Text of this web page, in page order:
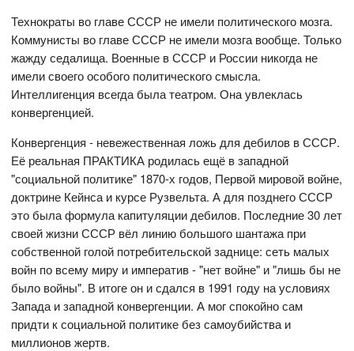
Технократы во главе СССР не имели политического мозга.
Коммунисты во главе СССР не имели мозга вообще. Только
жажду седалища. Военные в СССР и России никогда не
имели своего особого политического смысла.
Интеллигенция всегда была театром. Она увлеклась
конвергенцией.
Конвергенция - невежественная ложь для дебилов в СССР.
Её реальная ПРАКТИКА родилась ещё в западной
"социальной политике" 1870-х годов, Первой мировой войне,
доктрине Кейнса и курсе Рузвельта. А для позднего СССР
это была формула капитуляции дебилов. Последние 30 лет
своей жизни СССР вёл линию большого шантажа при
собственной голой потребительской заднице: сеть малых
войн по всему миру и императив - "нет войне" и "лишь бы не
было войны". В итоге он и сдался в 1991 году на условиях
Запада и западной конвергенции. А мог спокойно сам
придти к социальной политике без самоубийства и
миллионов жертв.